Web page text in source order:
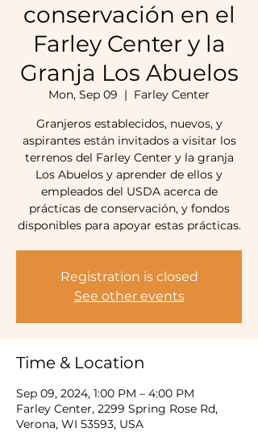
conservación en el
Farley Center y la
Granja Los Abuelos
Mon, Sep 09
  |
Farley Center
Granjeros establecidos, nuevos, y
aspirantes están invitados a visitar los
terrenos del Farley Center y la granja
Los Abuelos y aprender de ellos y
empleados del USDA acerca de
prácticas de conservación, y fondos
disponibles para apoyar estas prácticas.
Registration is closed
See other events
Time & Location
Sep 09, 2024, 1:00 PM – 4:00 PM
Farley Center, 2299 Spring Rose Rd,
Verona, WI 53593, USA